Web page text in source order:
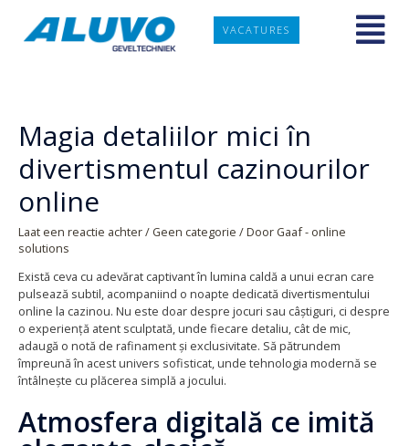
VACATURES
Magia detaliilor mici în
divertismentul cazinourilor
online
Laat een reactie achter/ Geen categorie / Door Gaaf - online
solutions
Există ceva cu adevărat captivant în lumina caldă a unui ecran care
pulsează subtil, acompaniind o noapte dedicată divertismentului
online la cazinou. Nu este doar despre jocuri sau câștiguri, ci despre
o experiență atent sculptată, unde fiecare detaliu, cât de mic,
adaugă o notă de rafinament și exclusivitate. Să pătrundem
împreună în acest univers sofisticat, unde tehnologia modernă se
întâlnește cu plăcerea simplă a jocului.
Atmosfera digitală ce imită